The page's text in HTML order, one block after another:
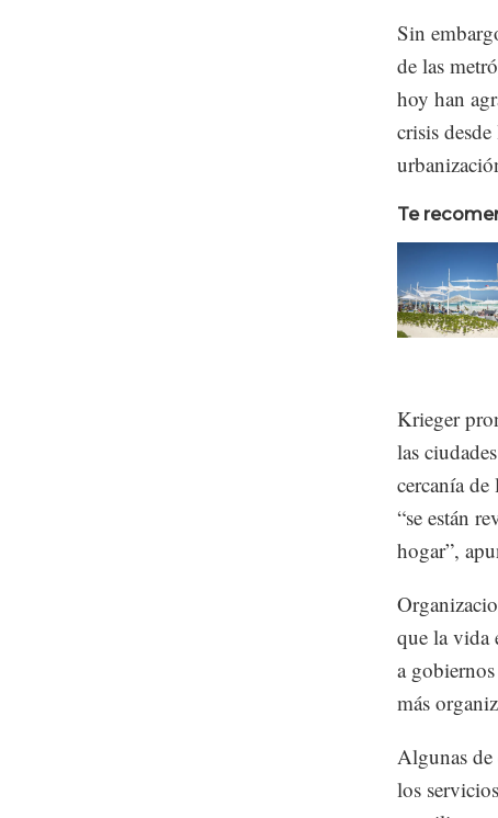
Sin
de las
hoy han
crisis
Te
Krieger
las
cercanía
“se están
hogar”,
que la vida
a
más
Algunas de
los